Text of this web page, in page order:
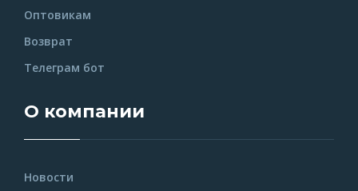
Оптовикам
Возврат
Телеграм бот
О компании
Новости